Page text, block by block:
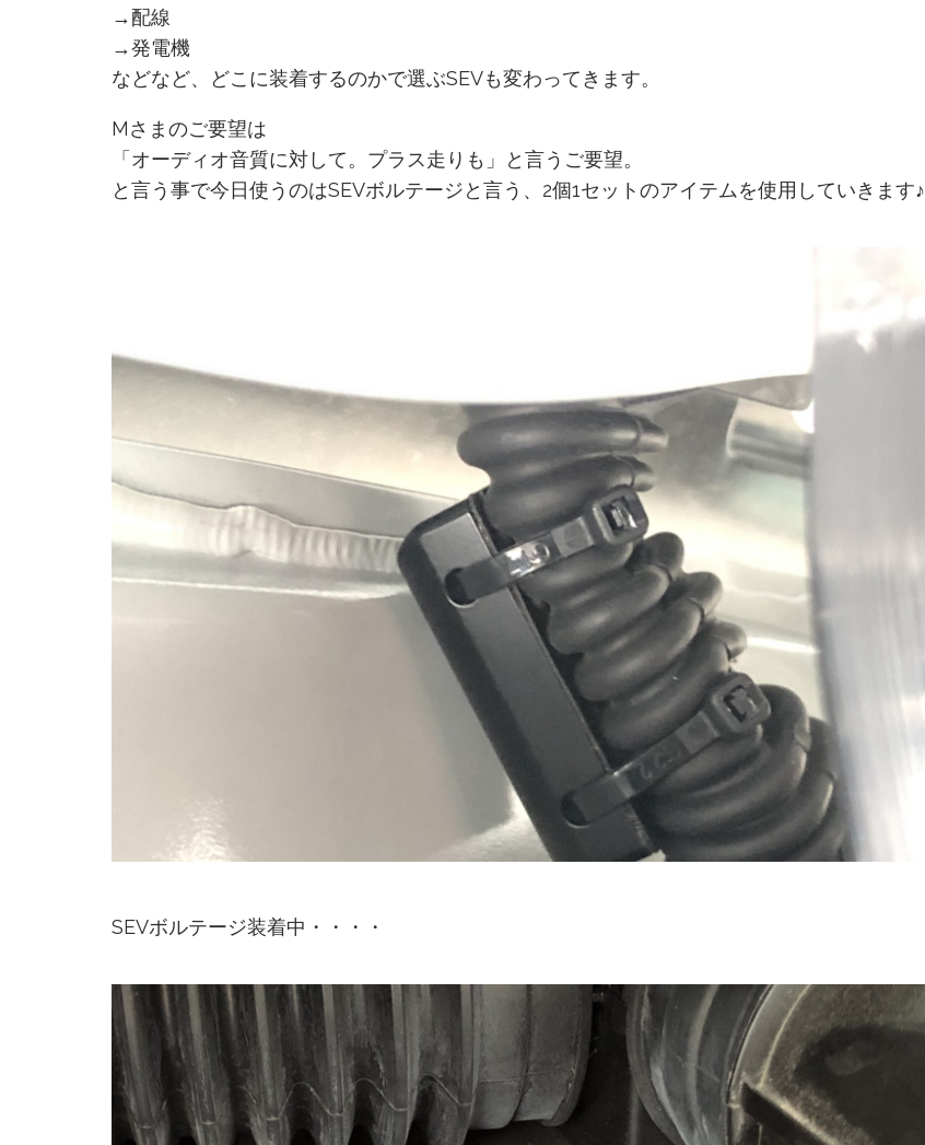
→配線
→発電機
などなど、どこに装着するのかで選ぶSEVも変わってきます。
Mさまのご要望は
「オーディオ音質に対して。プラス走りも」と言うご要望。
と言う事で今日使うのはSEVボルテージと言う、2個1セットのアイテムを使用していきます♪
SEVボルテージ装着中・・・・